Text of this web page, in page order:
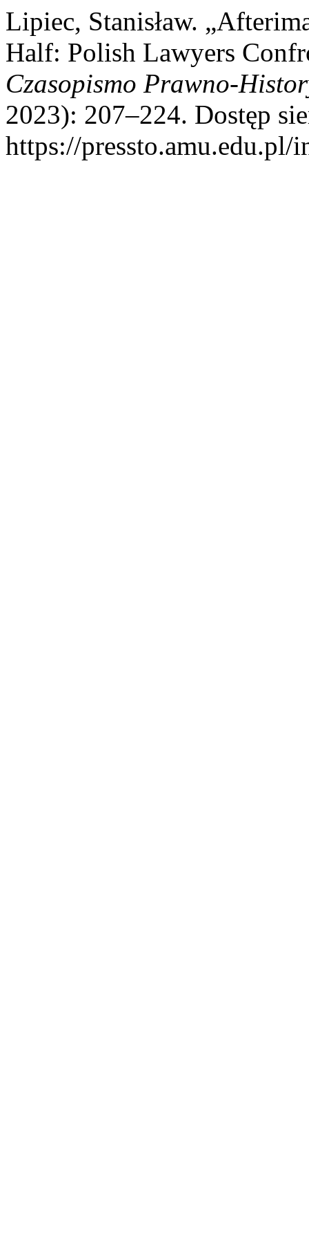
Lipiec, Stanisław.
Half: Polish Lawyers
Czasopismo Prawno-
2023): 207–224. Dostęp
https://